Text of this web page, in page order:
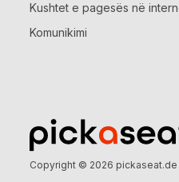
Kushtet e pagesës në
Komunikimi
Copyright © 2026 pickaseat.de